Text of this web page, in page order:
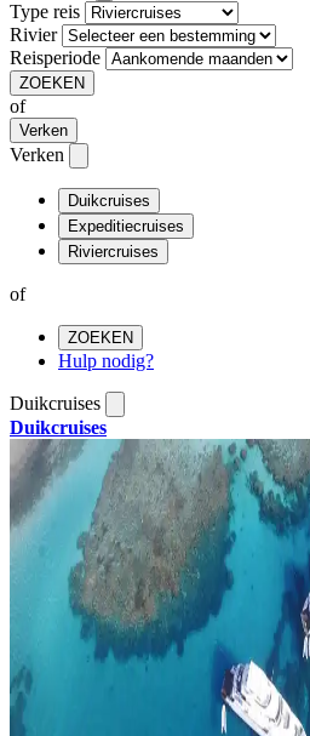
Type reis
Rivier
Reisperiode
ZOEKEN
of
Verken
Verken
Duikcruises
Expeditiecruises
Riviercruises
of
ZOEKEN
Hulp nodig?
Duikcruises
Duikcruises